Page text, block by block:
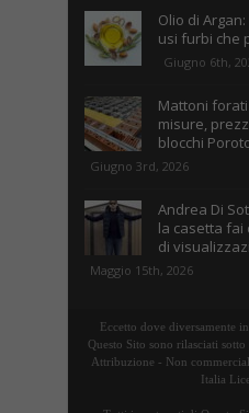
Olio di
usi furbi che
Giugno 6th,
Mattoni
misure,
blocchi
Giugno 3rd, 2026
Andrea Di
la casetta fai
di
Maggio 15th, 2026
Eccetto dove diversamente
Questo Sito sono rilasciati
Attribuzione - Non
Italia